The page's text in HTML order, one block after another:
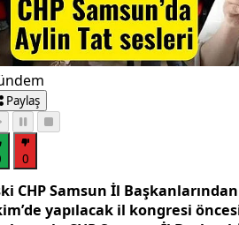
Paylaş
0
CHP Samsun İl
yapılacak il kongresi